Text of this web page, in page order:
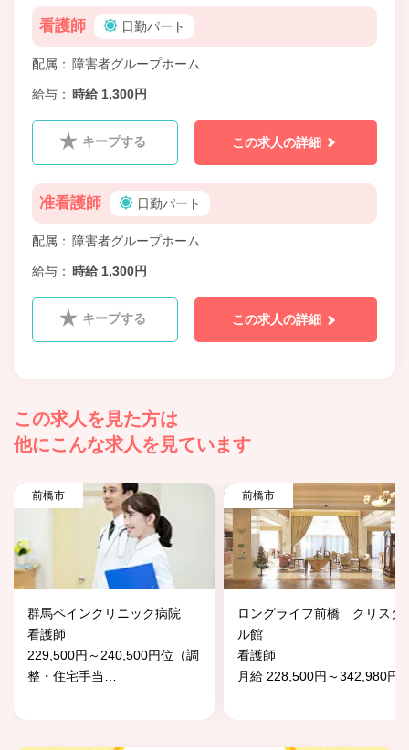
看護師 日勤パート
配属 障害者グループホーム
給与 時給 1,300円
キープする この求人の詳細
准看護師 日勤パート
配属 障害者グループホーム
給与 時給 1,300円
キープする この求人の詳細
この求人を見た方は
他にこんな求人を見ています
前橋市
群馬ペインクリニック病院
看護師
229,500円～240,500円位（調
整・住宅手当…
前橋市
ロングライフ前橋 クリスタ
ル館
看護師
月給 228,500円～342,980円